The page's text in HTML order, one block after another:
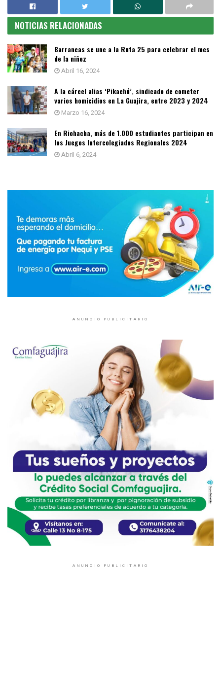
NOTICIAS RELACIONADAS
Barrancas se une a la Ruta 25 para celebrar el mes
de la niñez
Abril 16, 2024
A la cárcel alias ‘Pikachú’, sindicado de cometer
varios homicidios en La Guajira, entre 2023 y 2024
Marzo 16, 2024
En Riohacha, más de 1.000 estudiantes participan en
los Juegos Intercolegiados Regionales 2024
Abril 6, 2024
ANUNCIO PUBLICITARIO
ANUNCIO PUBLICITARIO